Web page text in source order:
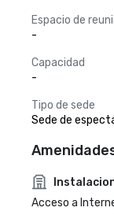
Espacio de
-
Capacidad
-
Tipo de sede
Sede de
Acceso a